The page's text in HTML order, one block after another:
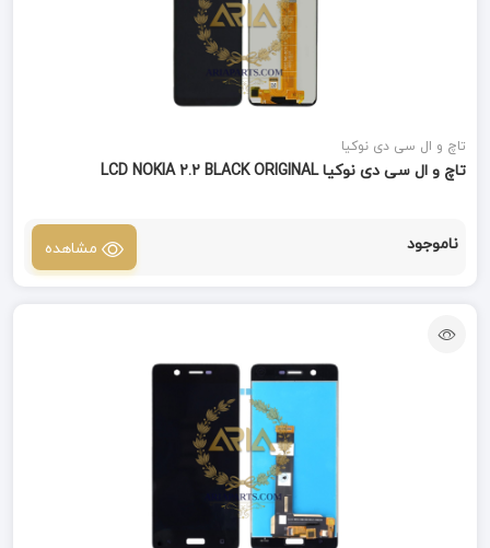
تاچ و ال سی دی نوکیا
تاچ و ال سی دی نوکیا LCD NOKIA 2.2 BLACK ORIGINAL
ناموجود مشاهده